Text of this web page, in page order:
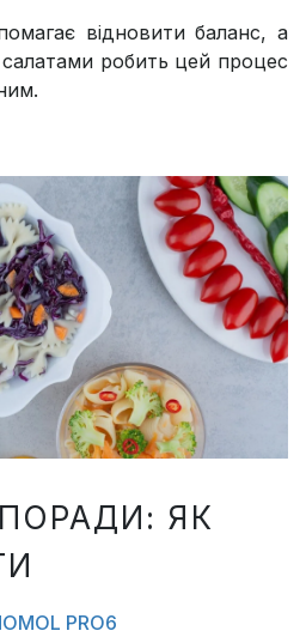
відновити баланс, а
салатами робить цей процес
ЯК
PRO6